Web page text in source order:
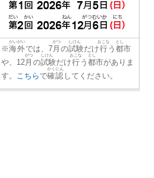
※海外
かいがい
では、7月
がつ
の試験
しけん
だけ行
おこな
う 都市
とし
や、12月
がつ
の試験
しけん
だけ行
おこな
う 都市
とし
がありま
す。 こちら で確認
かくにん
してください。